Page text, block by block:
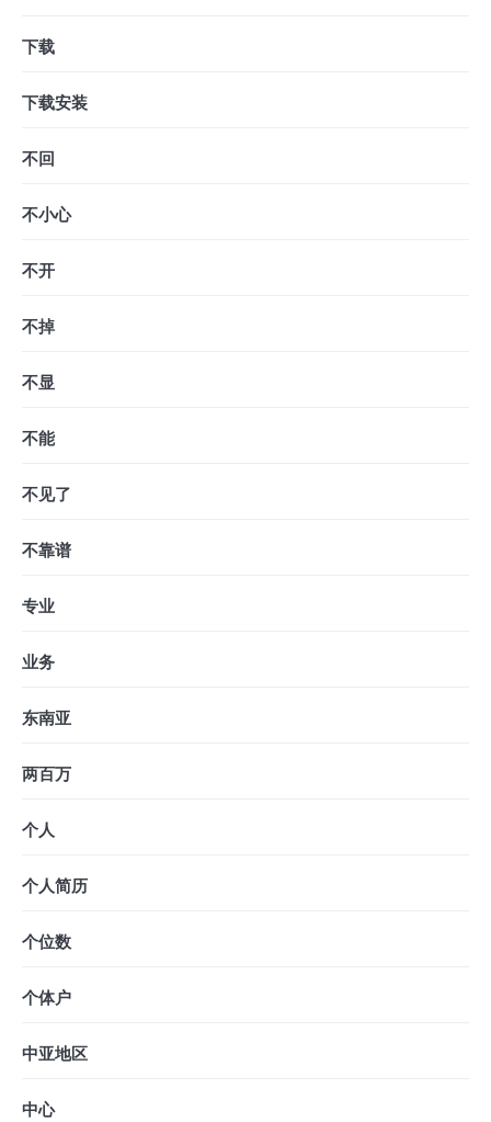
下载
下载安装
不回
不小心
不开
不掉
不显
不能
不见了
不靠谱
专业
业务
东南亚
两百万
个人
个人简历
个位数
个体户
中亚地区
中心